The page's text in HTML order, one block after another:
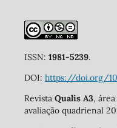
ISSN: 1981-5239.
DOI: https://doi.org/
Revista Qualis A3,
avaliação quadrienal